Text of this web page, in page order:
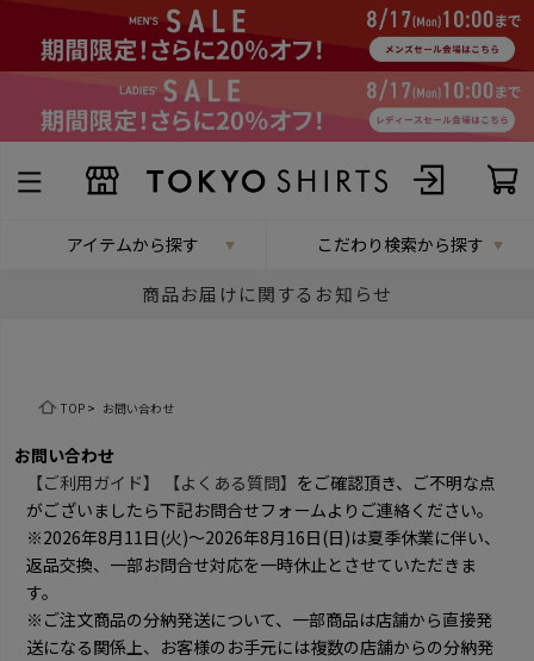
アイテムから探す こだわり検索から探す
商品お届けに関するお知らせ
TOP> お問い合わせ
お問い合わせ
【ご利用ガイド】
【よくある質問】 をご確認頂き、ご不明な点
がございましたら下記お問合せフォームよりご連絡ください。
※2026年8月11日(火)～2026年8月16日(日)は夏季休業に伴い、
返品交換、一部お問合せ対応を一時休止とさせていただきま
す。
※ご注文商品の分納発送について、一部商品は店舗から直接発
送になる関係上、お客様のお手元には複数の店舗からの分納発